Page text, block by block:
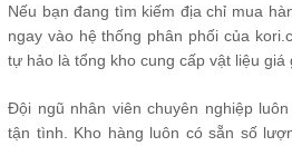
Nếu bạn đang tìm kiếm địa chỉ mua
ngay vào hệ thống phân phối của
tự hảo là tổng kho cung cấp vật liệu giá
Đội ngũ nhân viên chuyên nghiệp
tận tình. Kho hàng luôn có sẵn số